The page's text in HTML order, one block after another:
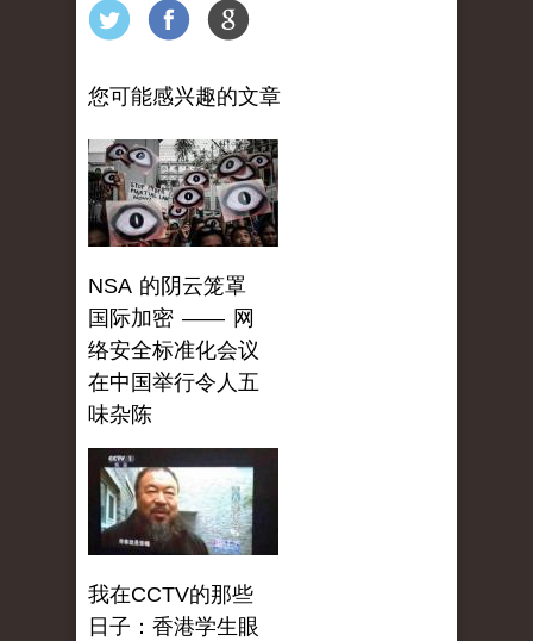
您可能感兴趣的文章
NSA 的阴云笼罩
国际加密 —— 网
络安全标准化会议
在中国举行令人五
味杂陈
我在CCTV的那些
日子：香港学生眼